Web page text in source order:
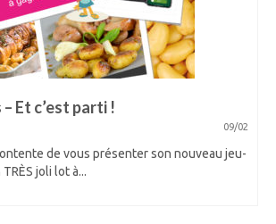
Et c’est parti !
09/02
de vous présenter son nouveau jeu-
joli lot à...